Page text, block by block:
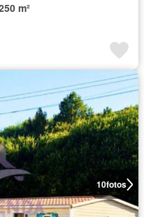
m²
10fotos